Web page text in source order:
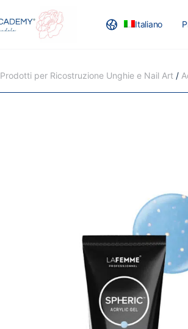
Italiano
RECENSIONI
Prodotti per Ricostruzione Unghie e Nail Art /